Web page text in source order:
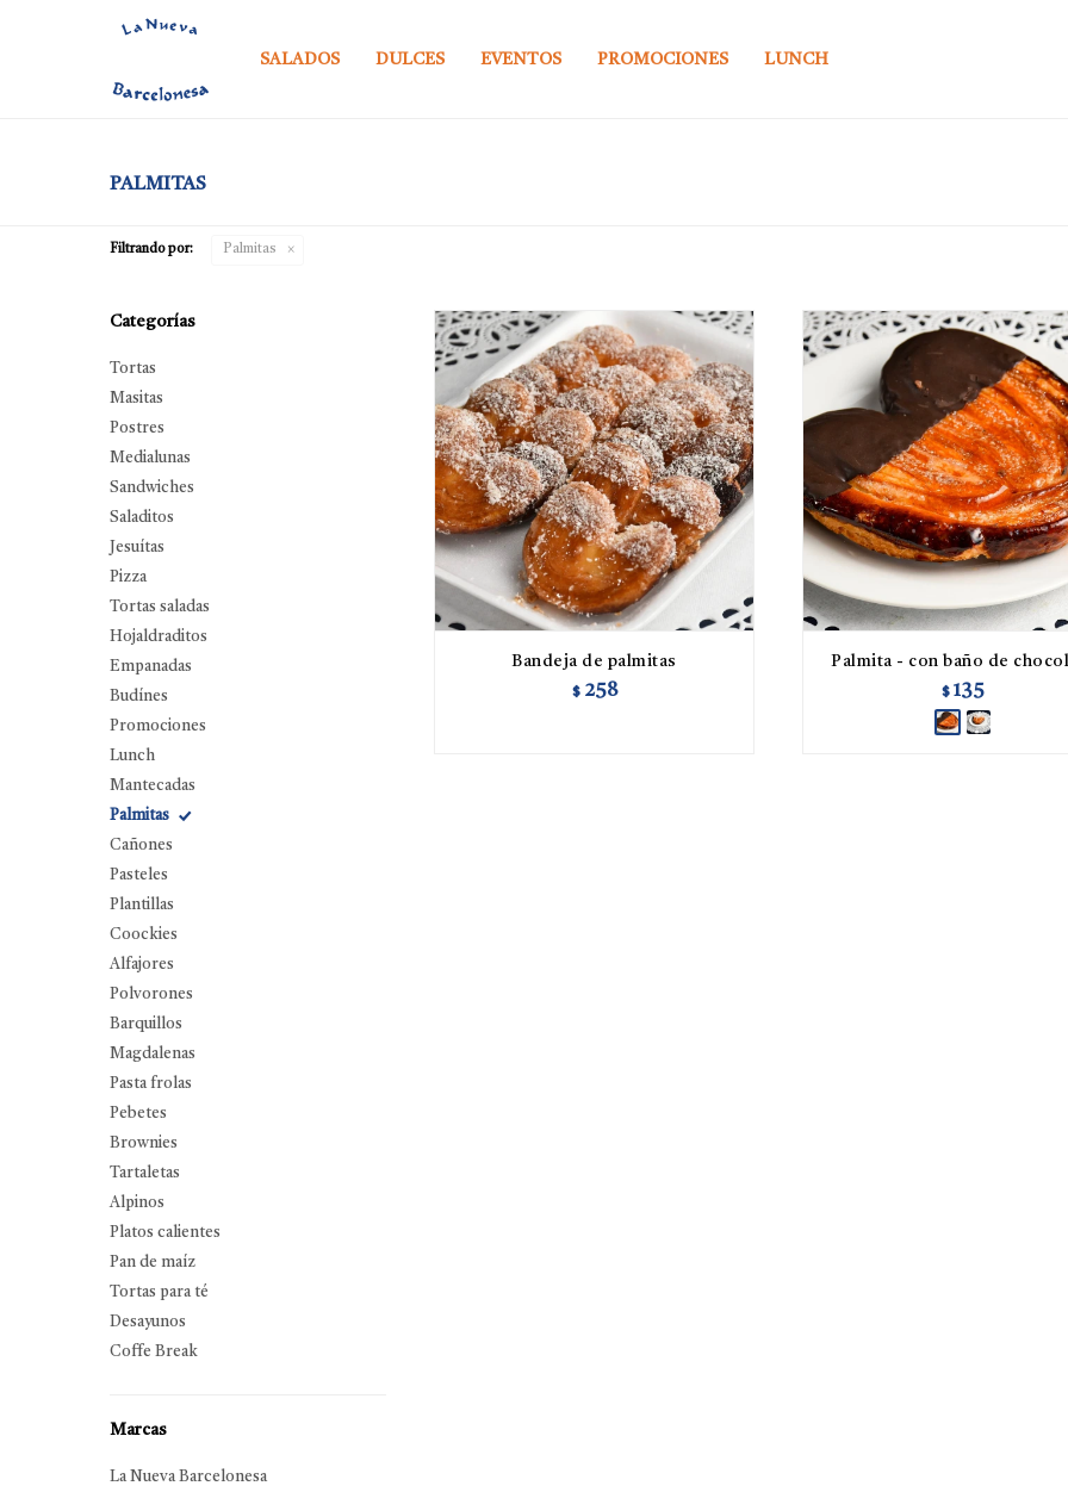
SALADOS DULCES EVENTOS PROMOCIONES LUNCH
PALMITAS
Filtrando por: Palmitas
Bandeja de palmitas
$ 258
Palmita - con baño de
$ 135
Categorías
Tortas
Masitas
Postres
Medialunas
Sandwiches
Saladitos
Jesuítas
Pizza
Tortas saladas
Hojaldraditos
Empanadas
Budínes
Promociones
Lunch
Mantecadas
Palmitas
Cañones
Pasteles
Plantillas
Coockies
Alfajores
Polvorones
Barquillos
Magdalenas
Pasta frolas
Pebetes
Brownies
Tartaletas
Alpinos
Platos calientes
Pan de maíz
Tortas para té
Desayunos
Coffe Break
Marcas
La Nueva Barcelonesa